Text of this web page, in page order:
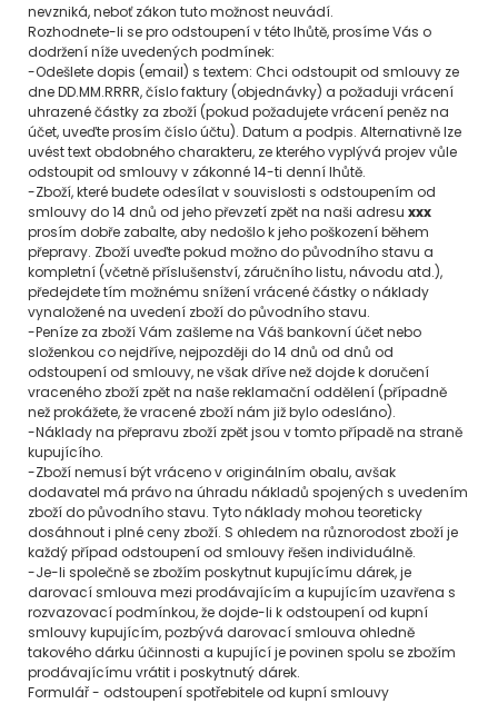
nevzniká, neboť zákon tuto možnost neuvádí.
Rozhodnete-li se pro odstoupení v této lhůtě, prosíme Vás o
dodržení níže uvedených podmínek:
-Odešlete dopis (email) s textem: Chci odstoupit od smlouvy ze
dne DD.MM.RRRR, číslo faktury (objednávky) a požaduji vrácení
uhrazené částky za zboží (pokud požadujete vrácení peněz na
účet, uveďte prosím číslo účtu). Datum a podpis. Alternativně lze
uvést text obdobného charakteru, ze kterého vyplývá projev vůle
odstoupit od smlouvy v zákonné 14-ti denní lhůtě.
-Zboží, které budete odesílat v souvislosti s odstoupením od
smlouvy do 14 dnů od jeho převzetí zpět na naši adresu xxx
prosím dobře zabalte, aby nedošlo k jeho poškození během
přepravy. Zboží uveďte pokud možno do původního stavu a
kompletní (včetně příslušenství, záručního listu, návodu atd.),
předejdete tím možnému snížení vrácené částky o náklady
vynaložené na uvedení zboží do původního stavu.
-Peníze za zboží Vám zašleme na Váš bankovní účet nebo
složenkou co nejdříve, nejpozději do 14 dnů od dnů od
odstoupení od smlouvy, ne však dříve než dojde k doručení
vraceného zboží zpět na naše reklamační oddělení (případně
než prokážete, že vracené zboží nám již bylo odesláno).
-Náklady na přepravu zboží zpět jsou v tomto případě na straně
kupujícího.
-Zboží nemusí být vráceno v originálním obalu, avšak
dodavatel má právo na úhradu nákladů spojených s uvedením
zboží do původního stavu. Tyto náklady mohou teoreticky
dosáhnout i plné ceny zboží. S ohledem na různorodost zboží je
každý případ odstoupení od smlouvy řešen individuálně.
-Je-li společně se zbožím poskytnut kupujícímu dárek, je
darovací smlouva mezi prodávajícím a kupujícím uzavřena s
rozvazovací podmínkou, že dojde-li k odstoupení od kupní
smlouvy kupujícím, pozbývá darovací smlouva ohledně
takového dárku účinnosti a kupující je povinen spolu se zbožím
prodávajícímu vrátit i poskytnutý dárek.
Formulář - odstoupení spotřebitele od kupní smlouvy